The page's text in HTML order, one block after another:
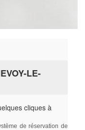
LE-
cliques à
de réservation de